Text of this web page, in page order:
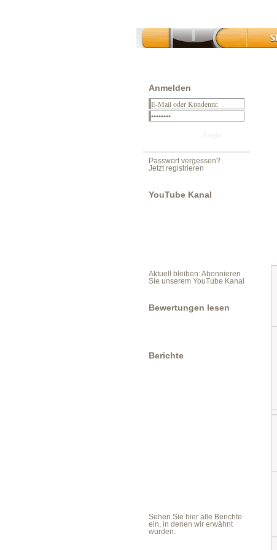
Anmelden
Passwort vergessen?
Jetzt registrieren
YouTube Kanal
Aktuell bleiben: Abonnieren
Sie unserem YouTube Kanal
Bewertungen lesen
Berichte
Sehen Sie hier alle Berichte
ein, in denen wir erwähnt
wurden.